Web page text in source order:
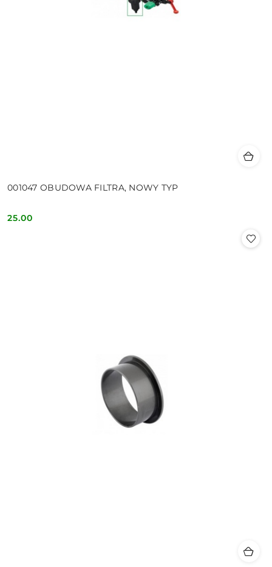
001047 OBUDOWA FILTRA, NOWY TYP
Cena:
25.00